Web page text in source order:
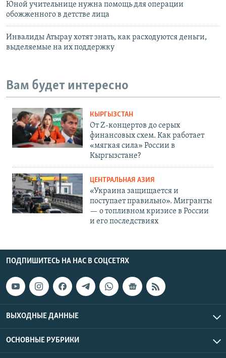
Юной учительнице нужна помощь для операции
обожженного в детстве лица
Инвалиды Атырау хотят знать, как расходуются деньги,
выделяемые на их поддержку
Вам будет интересно
КЫРГЫЗСТАН
От Z-концертов до серых
финансовых схем. Как работает
«мягкая сила» России в
Кыргызстане?
ЦЕНТРАЛЬНАЯ АЗИЯ
«Украина защищается и
поступает правильно». Мигранты
— о топливном кризисе в России
и его последствиях
ПОДПИШИТЕСЬ НА НАС В СОЦСЕТЯХ
ВЫХОДНЫЕ ДАННЫЕ
ОСНОВНЫЕ РУБРИКИ